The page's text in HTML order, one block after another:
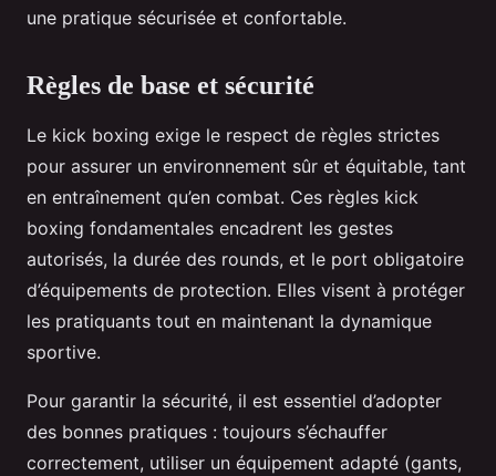
une pratique sécurisée et confortable.
Règles de base et sécurité
Le kick boxing exige le respect de règles strictes
pour assurer un environnement sûr et équitable, tant
en entraînement qu’en combat. Ces règles kick
boxing fondamentales encadrent les gestes
autorisés, la durée des rounds, et le port obligatoire
d’équipements de protection. Elles visent à protéger
les pratiquants tout en maintenant la dynamique
sportive.
Pour garantir la sécurité, il est essentiel d’adopter
des bonnes pratiques : toujours s’échauffer
correctement, utiliser un équipement adapté (gants,